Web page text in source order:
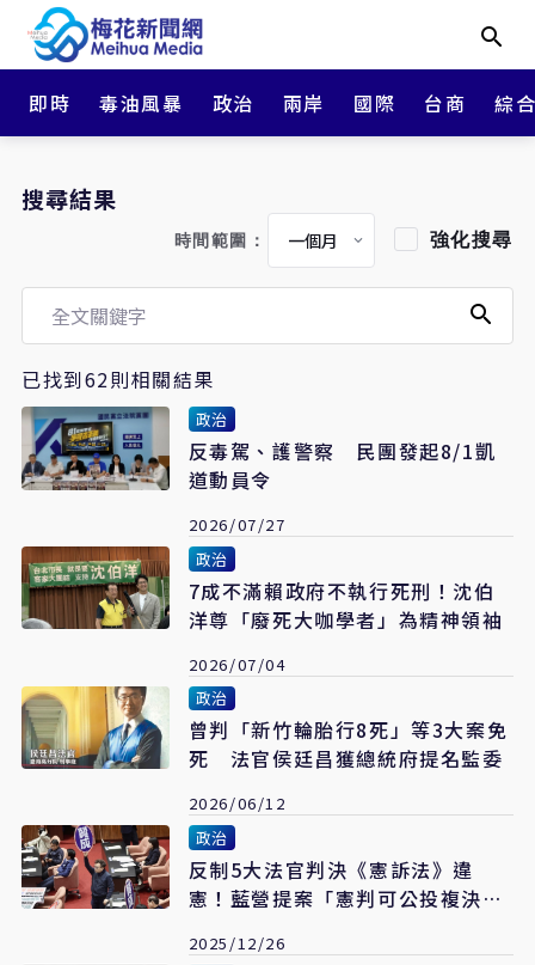
即時 毒油風暴 政治 兩岸 國際 台商 綜
搜尋結果
時間範圍： 強化搜尋
已找到62則相關結果
政治
反毒駕、護警察 民團發起8/1凱
道動員令
2026/07/27
政治
7成不滿賴政府不執行死刑！沈伯
洋尊「廢死大咖學者」為精神領袖
2026/07/04
政治
曾判「新竹輪胎行8死」等3大案免
死 法官侯廷昌獲總統府提名監委
2026/06/12
政治
反制5大法官判決《憲訴法》違
憲！藍營提案「憲判可公投複決」
2025/12/26